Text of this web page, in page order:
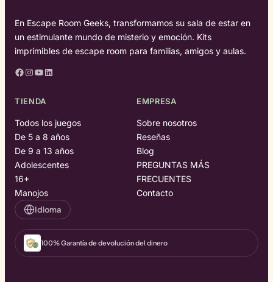
En Escape Room Geeks, transformamos su sala de estar en
un estimulante mundo de misterio y emoción. Kits
imprimibles de escape room para familias, amigos y aulas.
Facebook Instagram YouTube LinkedIn
TIENDA
Todos los juegos
De 5 a 8 años
De 9 a 13 años
Adolescentes
16+
Manojos
EMPRESA
Sobre nosotros
Reseñas
Blog
PREGUNTAS MÁS
FRECUENTES
Contacto
Idioma
100% Garantía de devolución del dinero